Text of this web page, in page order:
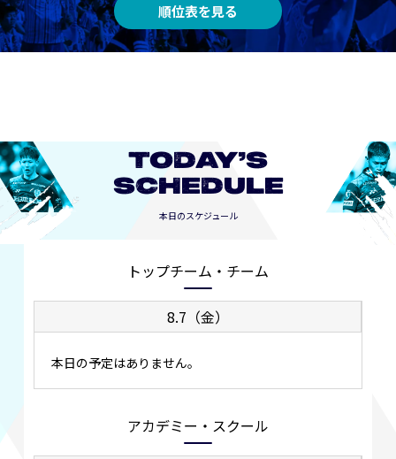
順位表を見る
TODAY’S
SCHEDULE
本日のスケジュール
トップチーム・チーム
8.7（金）
本日の予定はありません。
アカデミー・スクール